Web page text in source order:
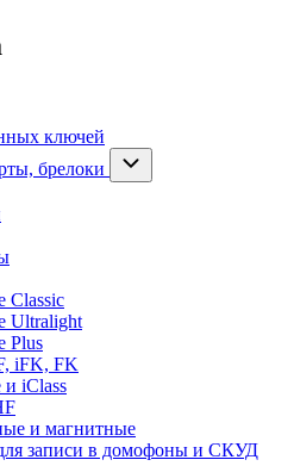
ключей
брелоки
Classic
Ultralight
Plus
iFK, FK
iClass
и магнитные
записи в домофоны и СКУД